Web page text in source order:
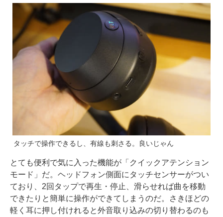
タッチで操作できるし、有線も刺さる。良いじゃん
とても便利で気に入った機能が「クイックアテンション
モード」だ。ヘッドフォン側面にタッチセンサーがつい
ており、2回タップで再生・停止、滑らせれば曲を移動
できたりと簡単に操作ができてしまうのだ。さきほどの
軽く耳に押し付けれると外音取り込みの切り替わるのも